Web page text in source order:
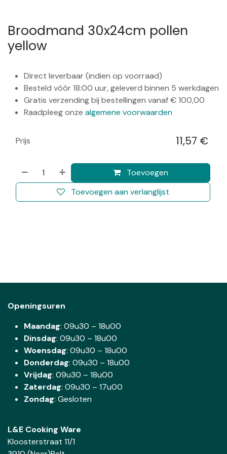
Broodmand 30x24cm pollen
yellow
Direct leverbaar (indien op voorraad)
Besteld vóór 18:00 uur, geleverd binnen 5 werkdagen
Gratis verzending bij bestellingen vanaf € 100,00
Raadpleeg onze algemene voorwaarden
Toevoegen
Toevoegen aan verlanglijst
Prijs 11,57 €
Openingsuren
Maandag: 09u30 – 18u00
Dinsdag: 09u30 – 18u00
Woensdag: 09u30 – 18u00
Donderdag: 09u30 – 18u00
Vrijdag: 09u30 – 18u00
Zaterdag: 09u30 – 17u00
Zondag: Gesloten
L&E Cooking Ware
Kloosterstraat 11/1